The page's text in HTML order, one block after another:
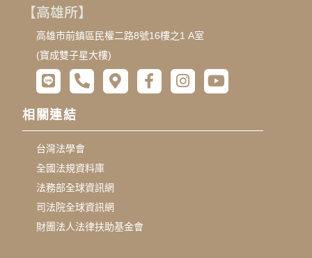
【高雄所】
高雄市前鎮區民權二路8號16樓之1 A室
(寶成雙子星大樓)
相關連結
台灣法學會
全國法規資料庫
法務部全球資訊網
司法院全球資訊網
財團法人法律扶助基金會